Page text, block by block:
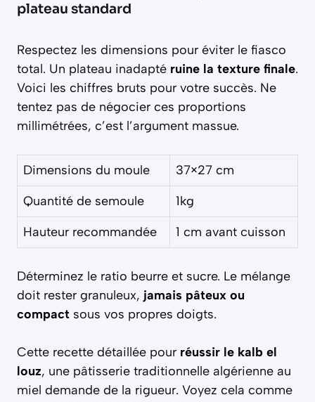
plateau standard
Respectez les dimensions pour éviter le fiasco
total. Un plateau inadapté ruine la texture finale.
Voici les chiffres bruts pour votre succès. Ne
tentez pas de négocier ces proportions
millimétrées, c’est l’argument massue.
Dimensions du moule
37×27 cm
Quantité de semoule
1kg
Hauteur recommandée
1 cm avant cuisson
Déterminez le ratio beurre et sucre. Le mélange
doit rester granuleux, jamais pâteux ou
compact sous vos propres doigts.
Cette recette détaillée pour réussir le kalb el
louz, une pâtisserie traditionnelle algérienne au
miel demande de la rigueur. Voyez cela comme